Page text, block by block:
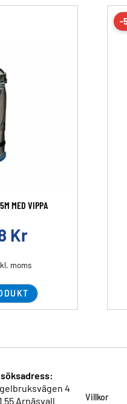
MED VIPPA
Kr
moms
-
4
55 Arnäsvall
Villkor